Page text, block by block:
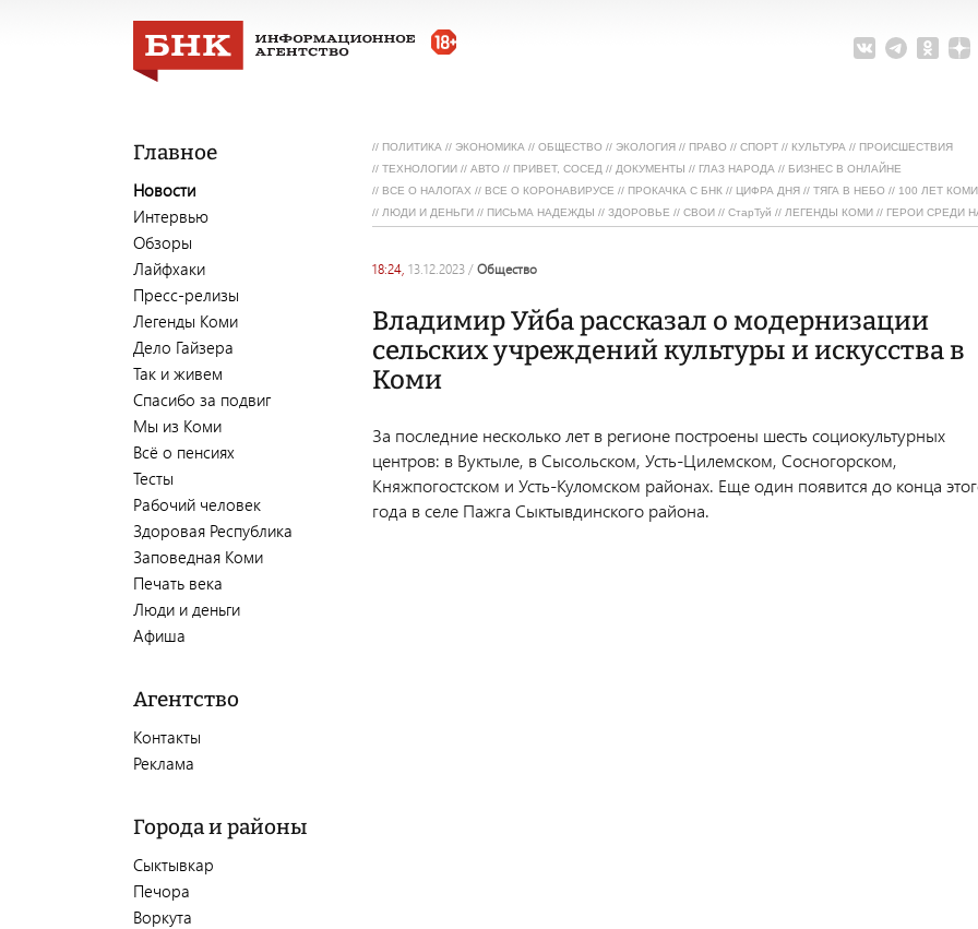
Главное
Новости
Интервью
Обзоры
Лайфхаки
Пресс-релизы
Легенды Коми
Дело Гайзера
Так и живем
Спасибо за подвиг
Мы из Коми
Всё о пенсиях
Тесты
Рабочий человек
Здоровая Республика
Заповедная Коми
Печать века
Люди и деньги
Афиша
Агентство
Контакты
Реклама
Города и районы
Сыктывкар
Печора
Воркута
// ПОЛИТИКА // ЭКОНОМИКА // ОБЩЕСТВО // ЭКОЛОГИЯ // ПРАВО // СПОРТ // КУЛЬТУРА // ПРОИСШЕСТВИЯ
// ТЕХНОЛОГИИ // АВТО // ПРИВЕТ, СОСЕД // ДОКУМЕНТЫ // ГЛАЗ НАРОДА // БИЗНЕС В ОНЛАЙНЕ
// ВСЕ О НАЛОГАХ // ВСЕ О КОРОНАВИРУСЕ // ПРОКАЧКА С БНК // ЦИФРА ДНЯ // ТЯГА В НЕБО // 100 ЛЕТ КОМИ
// ЛЮДИ И ДЕНЬГИ // ПИСЬМА НАДЕЖДЫ // ЗДОРОВЬЕ // СВОИ // СтарТуй // ЛЕГЕНДЫ КОМИ // ГЕРОИ СРЕДИ
18:24, 13.12.2023 / общество
Владимир Уйба рассказал о модернизации
сельских учреждений культуры и искусства в
Коми
За последние несколько лет в регионе построены шесть социокультурных
центров: в Вуктыле, в Сысольском, Усть-Цилемском, Сосногорском,
Княжпогостском и Усть-Куломском районах. Еще один появится до конца
года в селе Пажга Сыктывдинского района.